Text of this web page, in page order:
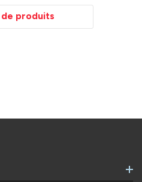
de produits